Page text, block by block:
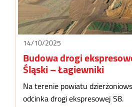
14/10/2025
Budowa drogi
Śląski – Łagiewniki
Na terenie powiatu
odcinka drogi ekspresowej S8.